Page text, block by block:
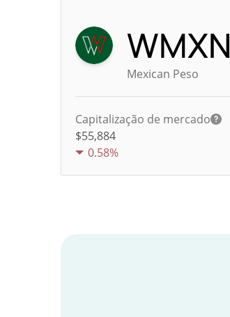
WMXN
Mexican Peso
Capitalização de mercado
$55,884
0.58%